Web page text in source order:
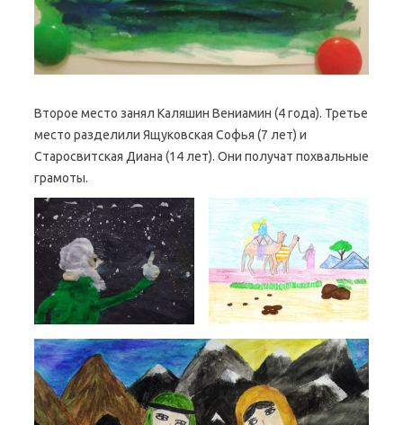
Второе место занял Каляшин Вениамин (4 года). Третье
место разделили Ящуковская Софья (7 лет) и
Старосвитская Диана (14 лет). Они получат похвальные
грамоты.